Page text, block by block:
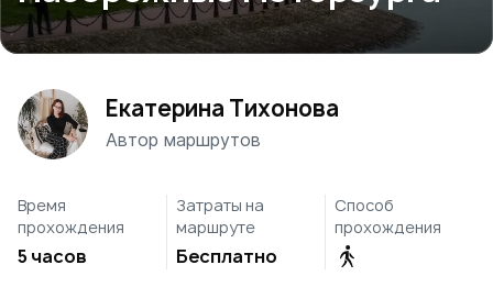
Екатерина Тихонова
Автор маршрутов
Время
прохождения
5 часов
Затраты на
маршруте
Бесплатно
Способ
прохождения